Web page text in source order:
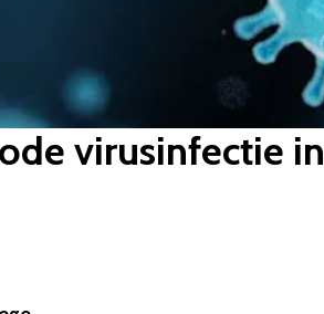
virusinfectie in